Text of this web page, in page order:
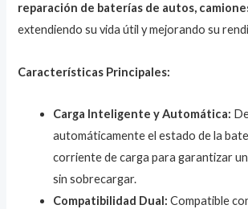
reparación de baterías de autos,
extendiendo su vida útil y mejorando su
Características Principales:
Carga Inteligente y Automática:
automáticamente el estado de la
corriente de carga para garantizar
sin sobrecargar.
Compatibilidad Dual: Compatible